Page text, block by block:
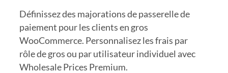
Définissez des majorations de passerelle de
paiement pour les clients en gros
WooCommerce. Personnalisez les frais par
rôle de gros ou par utilisateur individuel avec
Wholesale Prices Premium.